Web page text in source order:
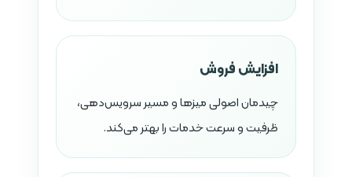
افزایش فروش
چیدمان اصولی میزها و مسیر سرویس‌دهی،
ظرفیت و سرعت خدمات را بهتر می‌کند.